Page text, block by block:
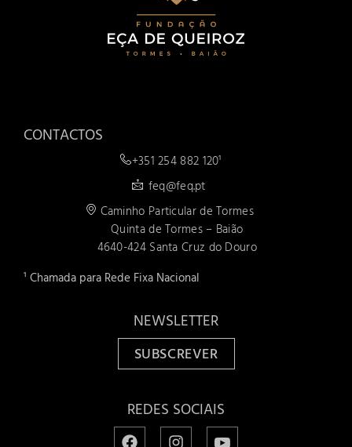
CONTACTOS
+351 254 882 120¹
feq@feq.pt
Caminho Particular de Tormes
Quinta de Tormes – Baião
4640-424 Santa Cruz do Douro
¹ Chamada para Rede Fixa Nacional
NEWSLETTER
SUBSCREVER
REDES SOCIAIS